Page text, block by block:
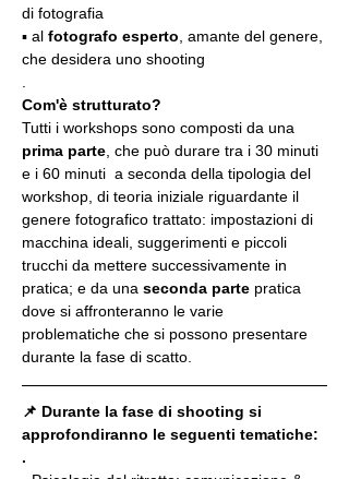
di fotografia
▪️ al fotografo esperto , amante del genere,
che desidera uno shooting
Com'è strutturato?
Tutti i workshops sono composti da una
prima parte , che può durare tra i 30 minuti
e i 60 minuti  a seconda della tipologia del
workshop, di teoria iniziale riguardante il
genere fotografico trattato: impostazioni di
macchina ideali, suggerimenti e piccoli
trucchi da mettere successivamente in
pratica; e da una seconda parte pratica
dove si affronteranno le varie
problematiche che si possono presentare
durante la fase di scatto.
📌 Durante la fase di shooting si
approfondiranno le seguenti tematiche:
.